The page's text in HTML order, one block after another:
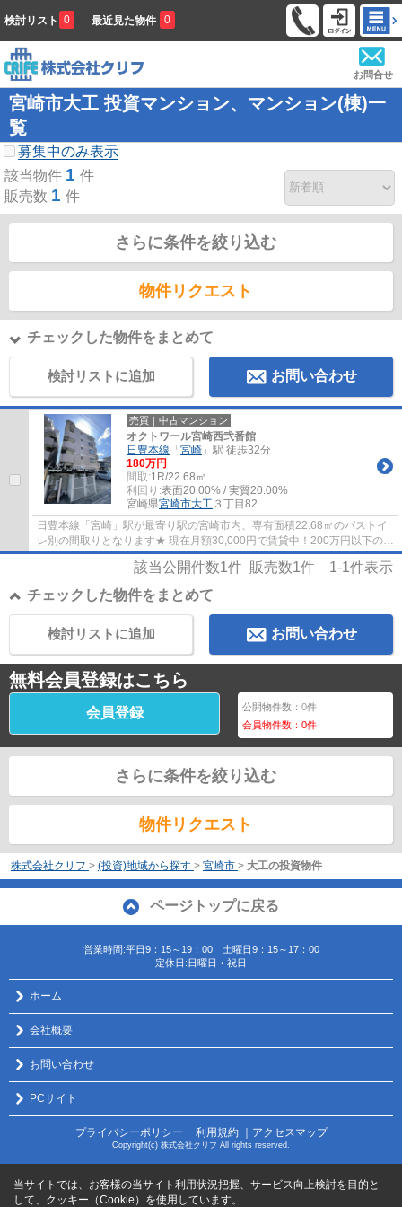
検討リスト 0 最近見た物件 0
お問合せ
宮崎市大工 投資マンション、マンション(棟)一
覧
募集中のみ表示
該当物件 1 件
販売数 1 件
さらに条件を絞り込む
物件リクエスト
チェックした物件をまとめて
検討リストに追加 お問い合わせ
売買｜中古マンション
オクトワール宮崎西弐番館
日豊本線 「 宮崎 」駅 徒歩32分
180万円
間取:1R/22.68㎡
利回り:表面20.00% / 実質20.00%
宮崎県宮崎市大工 ３丁目82
日豊本線「宮崎」駅が最寄り駅の宮崎市内、専有面積22.68㎡のバストイ
レ別の間取りとなります★ 現在月額30,000円で賃貸中！200万円以下の高
利回り物件！ ※バルコニーはありますが面積...
該当公開件数1件 販売数1件 1-1件表示
チェックした物件をまとめて
お問い合わせ
検討リストに追加
無料会員登録はこちら
会員登録 公開物件数：0件
会員物件数：0件
さらに条件を絞り込む
物件リクエスト
株式会社クリフ > (投資)地域から探す > 宮崎市 > 大工の投資物件
ページトップに戻る
営業時間:平日9：15～19：00 土曜日9：15～17：00
定休日:日曜日・祝日
ホーム
会社概要
お問い合わせ
PCサイト
プライバシーポリシー ｜ 利用規約 ｜アクセスマップ
Copyright(c) 株式会社クリフ All rights reserved.
当サイトでは、お客様の当サイト利用状況把握、サービス向上検討を目的と
して、クッキー（Cookie）を使用しています。